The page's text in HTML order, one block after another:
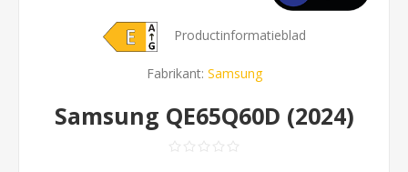
Productinformatieblad
Fabrikant: Samsung
Samsung QE65Q60D (2024)